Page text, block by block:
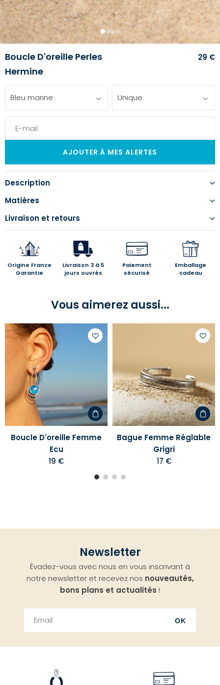
1 234
Boucle D'oreille Perles
Hermine
29 €
Bleu marine Unique
Description
Matières
Livraison et retours
Origine France
Garantie
Livraison 3 à 5
jours ouvrés
Paiement
sécurisé
Emballage
cadeau
Vous aimerez aussi...
d'envies
Boucle D'oreille Femme
Ecu
19 €
liste
Bague Femme Réglable
Grigri
17 €
Newsletter
Évadez-vous avec nous en vous inscrivant à
notre newsletter et recevez nos nouveautés,
bons plans et actualités !
OK